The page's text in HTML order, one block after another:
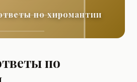
по хиромантии
по